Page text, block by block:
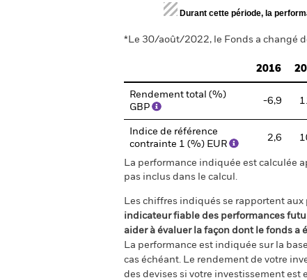
End of interactive chart.
Durant cette période, la
*Le 30/août/2022, le Fonds a changé
2016
Rendement total (%)
GBP
-6,9
Indice de référence
contrainte 1 (%) EUR
2,6
La performance indiquée est calculée
pas inclus dans le calcul.
Les chiffres indiqués se rapportent aux
indicateur fiable des performances
aider à évaluer la façon dont le fonds a
La performance est indiquée sur la
cas échéant. Le rendement de votre
des devises si votre investissement